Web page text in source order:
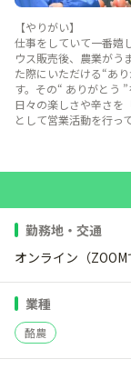
【やりがい】
仕事をしていて一番嬉
ウス販売後、農業がう
た際にいただける“あ
す。その“ ありがとう ”
日々の楽しさや辛さを
として営業活動を行っ
勤務地・交通
オンライン（ZOOM
業種
酪農